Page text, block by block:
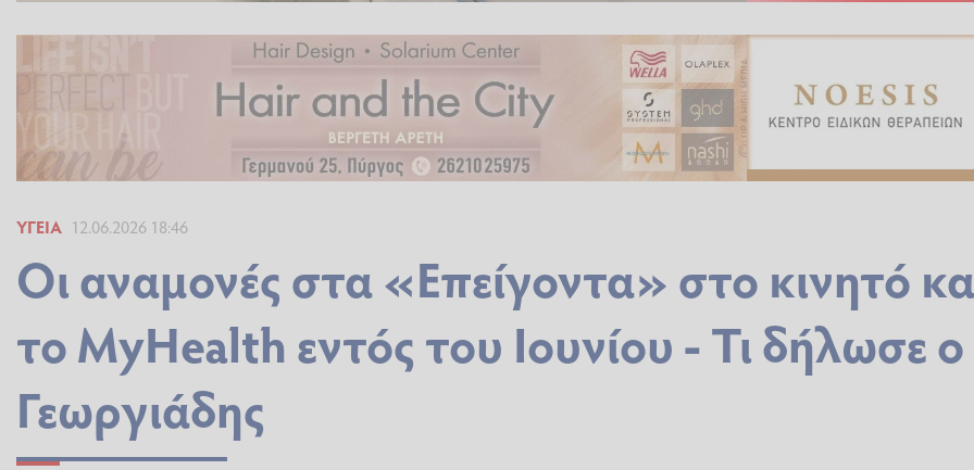
ΥΓΕΊΑ 12.06.2026 18:46
Οι αναμονές στα «Επείγοντα» στο κινητό
το ΜyΗealth εντός του Ιουνίου - Τι δήλωσε ο
Γεωργιάδης